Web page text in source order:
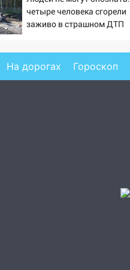
четыре человека сгорели
заживо в страшном ДТП
На дорогах Гороскоп